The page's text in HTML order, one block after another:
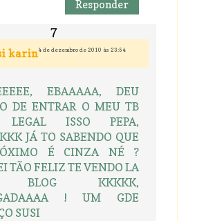
Responder
karin4 de dezembro de 2010 às 23:54
EBAAAAA, DEU
DE ENTRAR O MEU TB
LEGAL ISSO PEPA,
JÁ TO SABENDO QUE
É CINZA NÉ ?
TÃO FELIZ TE VENDO LA
BLOG KKKKK,
! UM GDE
SUSI